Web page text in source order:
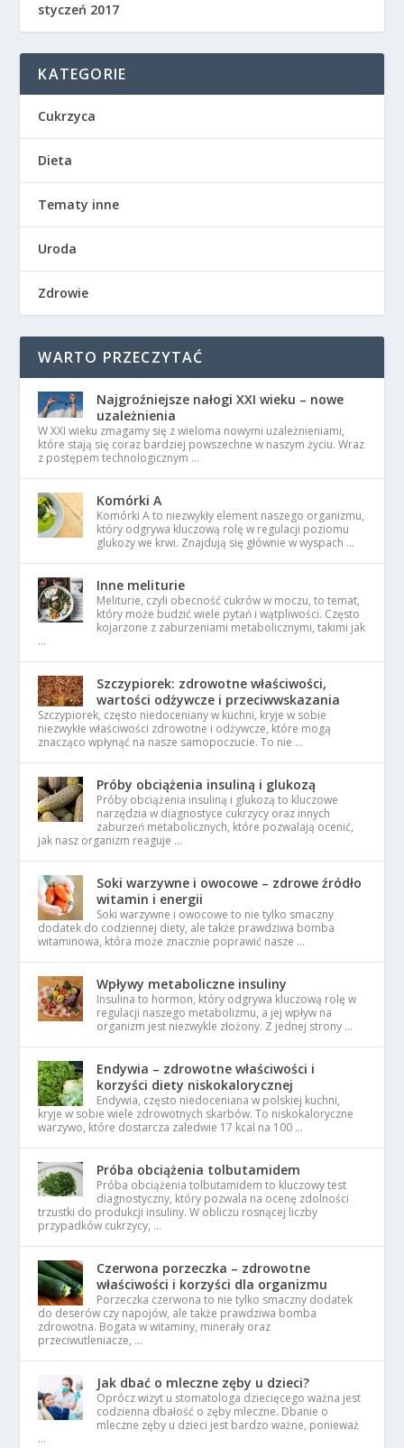
styczeń 2017
KATEGORIE
Cukrzyca
Dieta
Tematy inne
Uroda
Zdrowie
WARTO PRZECZYTAĆ
Najgroźniejsze nałogi XXI wieku – nowe
uzależnienia
W XXI wieku zmagamy się z wieloma nowymi uzależnieniami,
które stają się coraz bardziej powszechne w naszym życiu. Wraz
z postępem technologicznym …
Komórki A
Komórki A to niezwykły element naszego organizmu,
który odgrywa kluczową rolę w regulacji poziomu
glukozy we krwi. Znajdują się głównie w wyspach …
Inne meliturie
Meliturie, czyli obecność cukrów w moczu, to temat,
który może budzić wiele pytań i wątpliwości. Często
kojarzone z zaburzeniami metabolicznymi, takimi jak
…
Szczypiorek: zdrowotne właściwości,
wartości odżywcze i przeciwwskazania
Szczypiorek, często niedoceniany w kuchni, kryje w sobie
niezwykłe właściwości zdrowotne i odżywcze, które mogą
znacząco wpłynąć na nasze samopoczucie. To nie …
Próby obciążenia insuliną i glukozą
Próby obciążenia insuliną i glukozą to kluczowe
narzędzia w diagnostyce cukrzycy oraz innych
zaburzeń metabolicznych, które pozwalają ocenić,
jak nasz organizm reaguje …
Soki warzywne i owocowe – zdrowe źródło
witamin i energii
Soki warzywne i owocowe to nie tylko smaczny
dodatek do codziennej diety, ale także prawdziwa bomba
witaminowa, która może znacznie poprawić nasze …
Wpływy metaboliczne insuliny
Insulina to hormon, który odgrywa kluczową rolę w
regulacji naszego metabolizmu, a jej wpływ na
organizm jest niezwykle złożony. Z jednej strony …
Endywia – zdrowotne właściwości i
korzyści diety niskokalorycznej
Endywia, często niedoceniana w polskiej kuchni,
kryje w sobie wiele zdrowotnych skarbów. To niskokaloryczne
warzywo, które dostarcza zaledwie 17 kcal na 100 …
Próba obciążenia tolbutamidem
Próba obciążenia tolbutamidem to kluczowy test
diagnostyczny, który pozwala na ocenę zdolności
trzustki do produkcji insuliny. W obliczu rosnącej liczby
przypadków cukrzycy, …
Czerwona porzeczka – zdrowotne
właściwości i korzyści dla organizmu
Porzeczka czerwona to nie tylko smaczny dodatek
do deserów czy napojów, ale także prawdziwa bomba
zdrowotna. Bogata w witaminy, minerały oraz
przeciwutleniacze, …
Jak dbać o mleczne zęby u dzieci?
Oprócz wizyt u stomatologa dziecięcego ważna jest
codzienna dbałość o zęby mleczne. Dbanie o
mleczne zęby u dzieci jest bardzo ważne, ponieważ
…